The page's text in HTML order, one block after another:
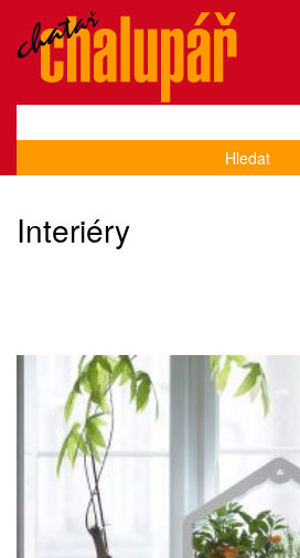
Hledat
Interiéry